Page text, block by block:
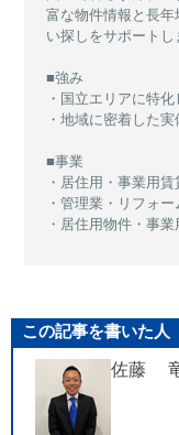
富な物件情報と長年
い探しをサポートし
■強み
・国立エリアに特
・地域に密着した
■事業
・居住用・事業用
・管理業・リフォー
・居住用物件・事業
この記事を書いた人
佐藤